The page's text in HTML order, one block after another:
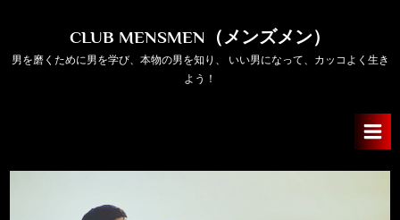
content
CLUB MENSMEN（メンズメン）
男を磨くために男を学び、本物の男を知り、 いい男になって、カッコよく生き
よう！